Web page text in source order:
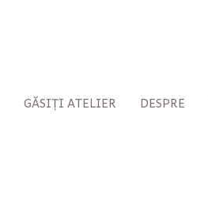
GĂSIȚI ATELIER DESPRE